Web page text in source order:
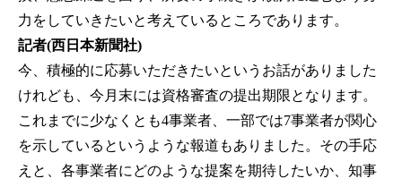
力をしていきたいと考えているところであります。
記者(西日本新聞社)
今、積極的に応募いただきたいというお話がありました
けれども、今月末には資格審査の提出期限となります。
これまでに少なくとも4事業者、一部では7事業者が関心
を示しているというような報道もありました。その手応
えと、各事業者にどのような提案を期待したいか、知事